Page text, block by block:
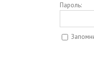
Пароль: